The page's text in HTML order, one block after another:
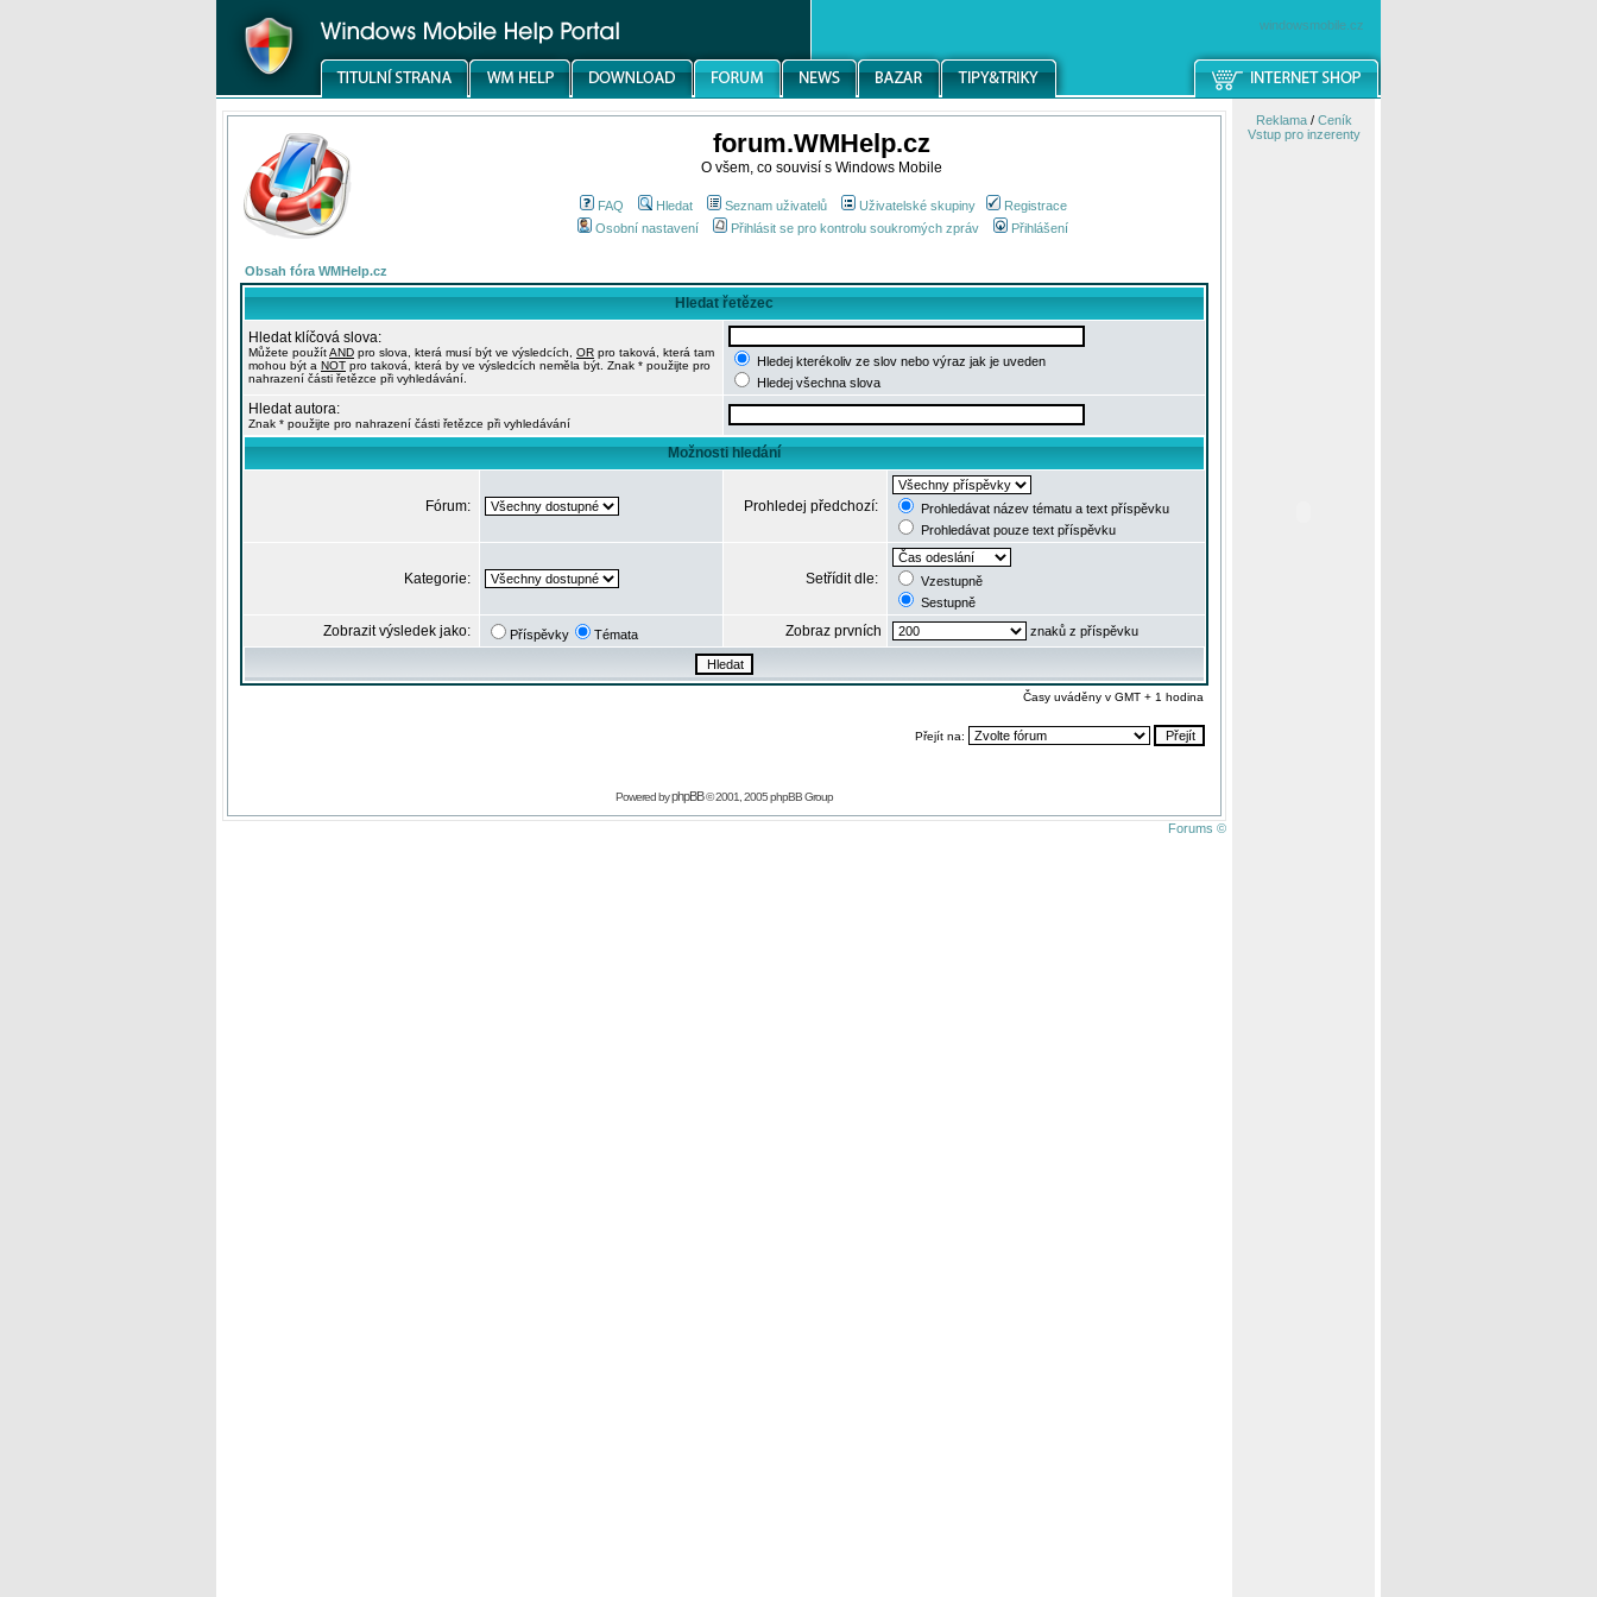
windowsmobile.cz
forum.WMHelp.cz
O všem, co souvisí s Windows Mobile
FAQ Hledat Seznam uživatelů Uživatelské skupiny
Registrace
Osobní nastavení
Přihlásit se pro kontrolu soukromých zpráv Přihlášení
Obsah fóra WMHelp.cz
Hledat řetězec
Hledat klíčová slova:
Můžete použítAND pro slova, která musí být ve výsledcích, OR pro taková, která tam
mohou být a NOT pro taková, která by ve výsledcích neměla být. Znak * použijte pro
nahrazení části řetězce při vyhledávání.
Hledej kterékoliv ze slov nebo výraz jak je uveden
Hledej všechna slova
Hledat autora:
Znak * použijte pro nahrazení části řetězce při vyhledávání
Možnosti hledání
Fórum: Prohledej předchozí:
Prohledávat název tématu a text příspěvku
Prohledávat pouze text příspěvku
Kategorie: Setřídit dle:
Vzestupně
Sestupně
Zobrazit výsledek jako: Příspěvky Témata Zobraz prvních znaků z příspěvku
Časy uváděny v GMT + 1 hodina
Přejít na:
Powered byphpBB© 2001, 2005 phpBB Group
Forums ©
Reklama/ Ceník
Vstup pro inzerenty